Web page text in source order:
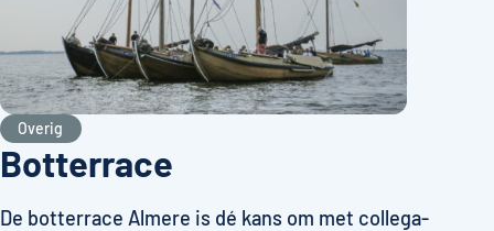
Overig
Botterrace
De botterrace Almere is dé kans om met collega-